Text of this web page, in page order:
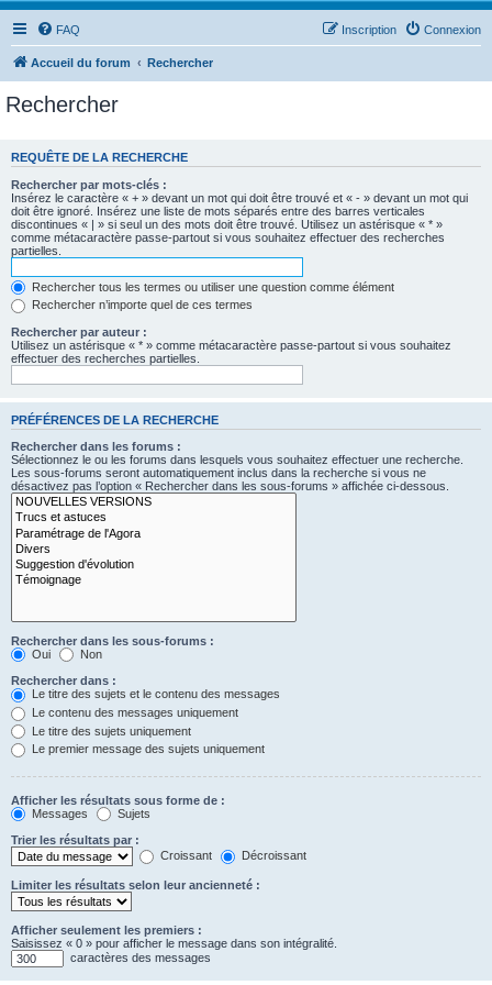
FAQ Connexion
Inscription
Accueil du forum Rechercher
Rechercher
REQUÊTE DE LA RECHERCHE
Rechercher par mots-clés :
Insérez le caractère « + » devant un mot qui doit être trouvé et « - » devant un mot qui
doit être ignoré. Insérez une liste de mots séparés entre des barres verticales
discontinues « | » si seul un des mots doit être trouvé. Utilisez un astérisque « * »
comme métacaractère passe-partout si vous souhaitez effectuer des recherches
partielles.
Rechercher tous les termes ou utiliser une question comme élément
Rechercher n’importe quel de ces termes
Rechercher par auteur :
Utilisez un astérisque « * » comme métacaractère passe-partout si vous souhaitez
effectuer des recherches partielles.
PRÉFÉRENCES DE LA RECHERCHE
Rechercher dans les forums :
Sélectionnez le ou les forums dans lesquels vous souhaitez effectuer une recherche.
Les sous-forums seront automatiquement inclus dans la recherche si vous ne
désactivez pas l’option « Rechercher dans les sous-forums » affichée ci-dessous.
Rechercher dans les sous-forums :
Oui
Non
Rechercher dans :
Le titre des sujets et le contenu des messages
Le contenu des messages uniquement
Le titre des sujets uniquement
Le premier message des sujets uniquement
Afficher les résultats sous forme de :
Messages
Sujets
Trier les résultats par :
Croissant
Décroissant
Limiter les résultats selon leur ancienneté :
Afficher seulement les premiers :
Saisissez « 0 » pour afficher le message dans son intégralité.
caractères des messages